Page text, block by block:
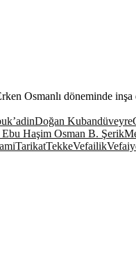
Osmanlı döneminde
dinDoğan Kubandüveyre
Haşim Osman B. Şerik
TarikatTekkeVefailik